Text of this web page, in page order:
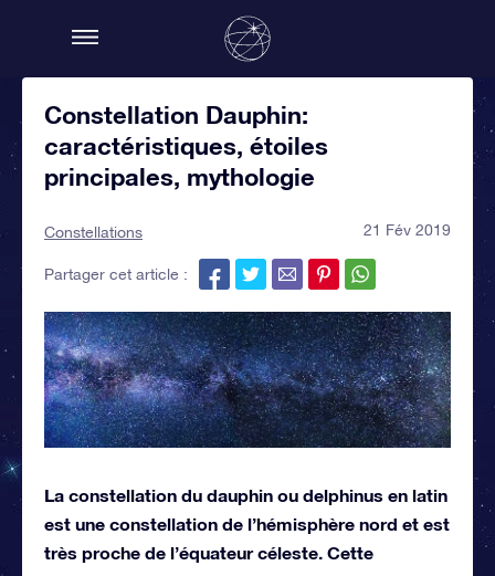
Constellation Dauphin:
caractéristiques, étoiles
principales, mythologie
Constellations 21 Fév 2019
Partager cet article :
La constellation du dauphin ou delphinus en latin
est une constellation de l’hémisphère nord et est
très proche de l’équateur céleste. Cette